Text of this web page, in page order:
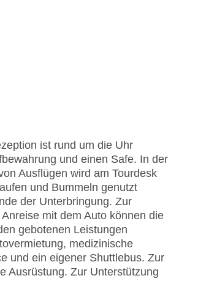
ist rund um die Uhr
und einen Safe. In der
Ausflügen wird am Tourdesk
und Bummeln genutzt
der Unterbringung. Zur
mit dem Auto können die
gebotenen Leistungen
medizinische
und ein eigener Shuttlebus. Zur
Ausrüstung. Zur Unterstützung